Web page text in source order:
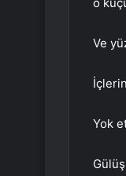
Ve
Yok